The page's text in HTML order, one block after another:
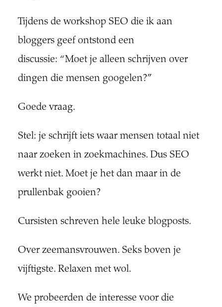
Tijdens de workshop SEO die ik aan
bloggers geef ontstond een
discussie: “Moet je alleen schrijven over
dingen die mensen googelen?”
Goede vraag.
Stel: je schrijft iets waar mensen totaal niet
naar zoeken in zoekmachines. Dus SEO
werkt niet. Moet je het dan maar in de
prullenbak gooien?
Cursisten schreven hele leuke blogposts.
Over zeemansvrouwen. Seks boven je
vijftigste. Relaxen met wol.
We probeerden de interesse voor die